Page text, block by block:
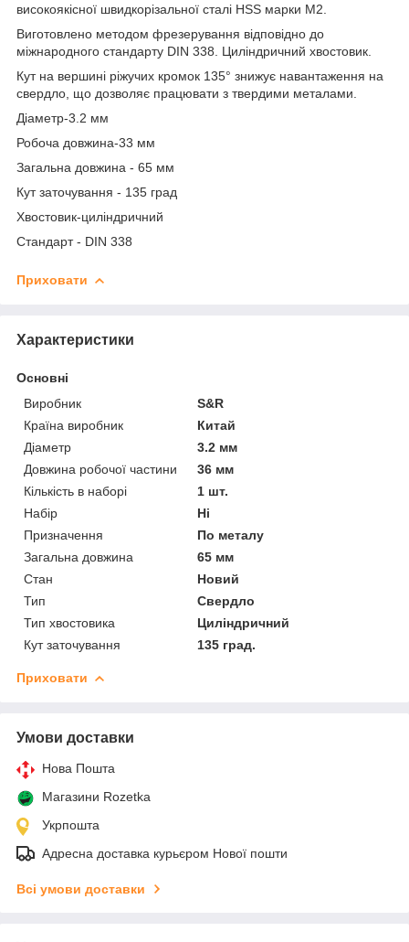
високоякісної швидкорізальної сталі HSS марки М2.
Виготовлено методом фрезерування відповідно до
міжнародного стандарту DIN 338. Циліндричний хвостовик.
Кут на вершині ріжучих кромок 135° знижує навантаження на
свердло, що дозволяє працювати з твердими металами.
Діаметр-3.2 мм
Робоча довжина-33 мм
Загальна довжина - 65 мм
Кут заточування - 135 град
Хвостовик-циліндричний
Стандарт - DIN 338
Приховати
Характеристики
Основні
Виробник
S&R
Країна виробник
Китай
Діаметр
3.2 мм
Довжина робочої частини
36 мм
Кількість в наборі
1 шт.
Набір
Ні
Призначення
По металу
Загальна довжина
65 мм
Стан
Новий
Тип
Свердло
Тип хвостовика
Циліндричний
Кут заточування
135 град.
Приховати
Умови доставки
Нова Пошта
Магазини Rozetka
Укрпошта
Адресна доставка курьєром Нової пошти
Всі умови доставки